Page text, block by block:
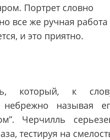
Портрет словно
все же ручная работа
и это приятно.
который, к
небрежно называя
Черчилль
тестируя на